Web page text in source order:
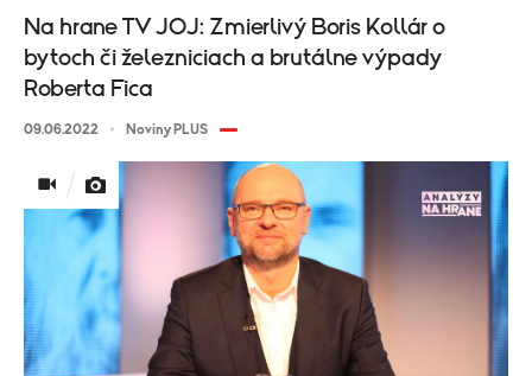
Na hrane TV JOJ: Zmierlivý Boris Kollár o
bytoch či železniciach a brutálne výpady
Roberta Fica
09.06.2022 Noviny PLUS